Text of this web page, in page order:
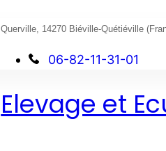
Querville, 14270 Biéville-Quétiéville
06-82-11-31-01
Elevage et